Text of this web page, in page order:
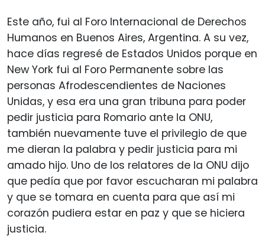
Este año, fui al Foro Internacional de Derechos
Humanos en Buenos Aires, Argentina. A su vez,
hace días regresé de Estados Unidos porque en
New York fui al Foro Permanente sobre las
personas Afrodescendientes de Naciones
Unidas, y esa era una gran tribuna para poder
pedir justicia para Romario ante la ONU,
también nuevamente tuve el privilegio de que
me dieran la palabra y pedir justicia para mi
amado hijo. Uno de los relatores de la ONU dijo
que pedía que por favor escucharan mi palabra
y que se tomara en cuenta para que así mi
corazón pudiera estar en paz y que se hiciera
justicia.